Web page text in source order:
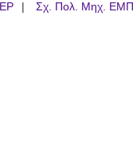
Σχ. Πολ. Μηχ. ΕΜΠ